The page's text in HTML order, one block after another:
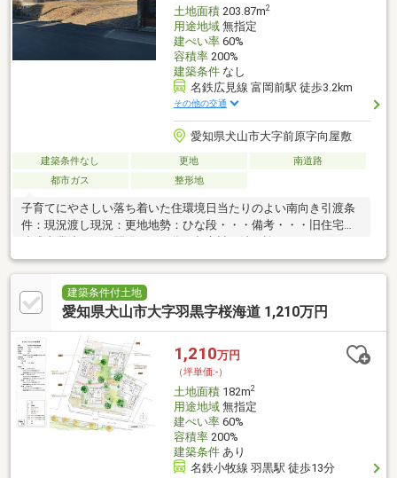
土地面積203.87m2
用途地域無指定
建ぺい率60%
容積率200%
建築条件なし
名鉄広見線 富岡前駅 徒歩3.2km
その他の交通
愛知県犬山市大字前原字向屋敷
建築条件なし 更地
南道路
都市ガス
整形地
子育てにやさしい落ち着いた住環境日当たりのよい南向き引渡条
件：現況渡し現況：更地地勢：ひな段・・・備考・・・旧住宅地
バック不要
建築条件付土地
愛知県犬山市大字羽黒字桜海道 1,210万円
1,210万円
（坪単価:-）
土地面積182m2
用途地域無指定
建ぺい率60%
容積率200%
建築条件あり
名鉄小牧線 羽黒駅 徒歩13分